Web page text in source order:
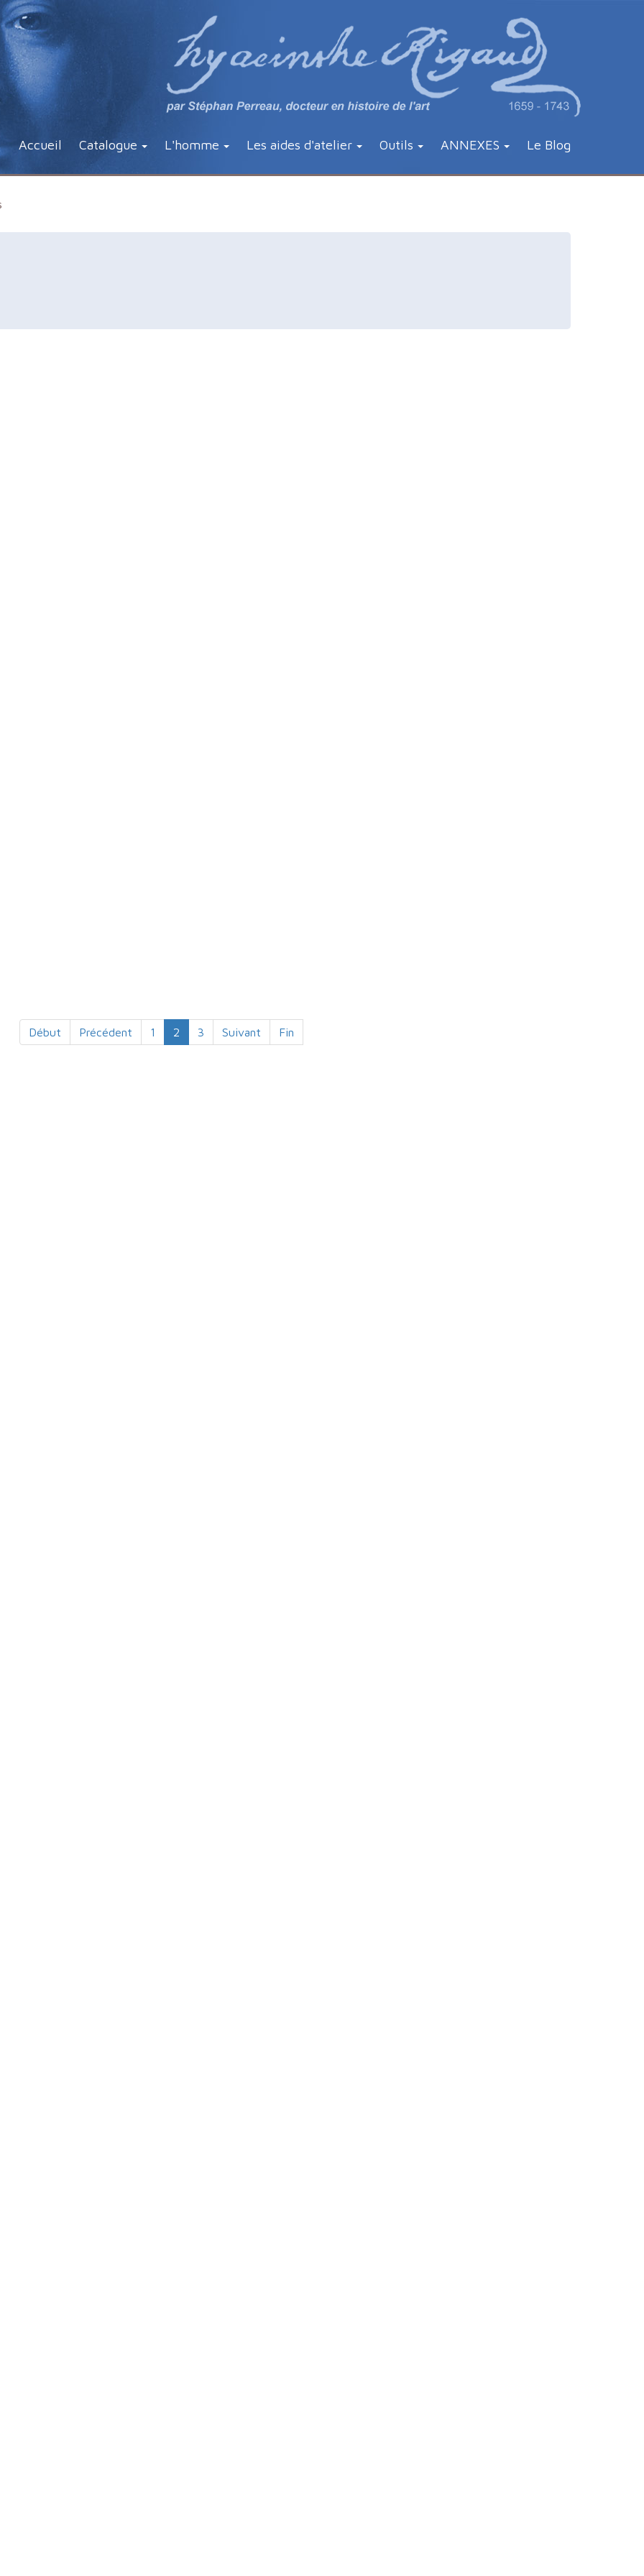
Accueil Catalogue L'homme Les aides d'atelier Outils ANNEXES Le Blog
Début Précédent 1 2 3 Suivant Fin